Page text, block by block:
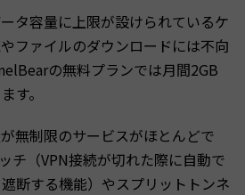
タ容量に上限が設けられているケ
ファイルのダウンロードには不向
の無料プランでは月間2GB
す。
無制限のサービスがほとんどで
チ（VPN接続が切れた際に自動で
断する機能）やスプリットトンネ